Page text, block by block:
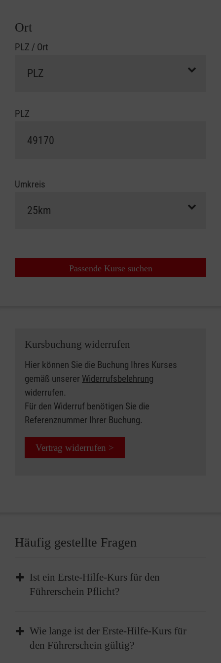
Ort
PLZ / Ort
PLZ
Umkreis
Passende Kurse suchen
Kursbuchung widerrufen
Hier können Sie die Buchung Ihres Kurses
gemäß unserer Widerrufsbelehrung
widerrufen.
Für den Widerruf benötigen Sie die
Referenznummer Ihrer Buchung.
Vertrag widerrufen >
Häufig gestellte Fragen
Ist ein Erste-Hilfe-Kurs für den
Führerschein Pflicht?
Die Teilnahme an einem Erste-Hilfe-Kurs ist
Pflicht, bevor Sie Ihren Führerschein erhalten
können. Vor der Führerscheinprüfung müssen
Wie lange ist der Erste-Hilfe-Kurs für
den Führerschein gültig?